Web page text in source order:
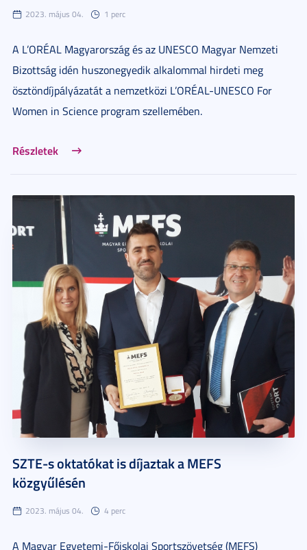
2023. május 04. 1 perc
A L’ORÉAL Magyarország és az UNESCO Magyar Nemzeti
Bizottság idén huszonegyedik alkalommal hirdeti meg
ösztöndíjpályázatát a nemzetközi L’ORÉAL-UNESCO For
Women in Science program szellemében.
Részletek
SZTE-s oktatókat is díjaztak a MEFS
közgyűlésén
2023. május 04. 4 perc
A Magyar Egyetemi-Főiskolai Sportszövetség (MEFS)